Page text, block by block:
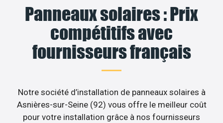
Panneaux solaires : Prix
compétitifs avec
fournisseurs français
Notre société d’installation de panneaux solaires à
Asnières-sur-Seine (92) vous offre le meilleur coût
pour votre installation grâce à nos fournisseurs